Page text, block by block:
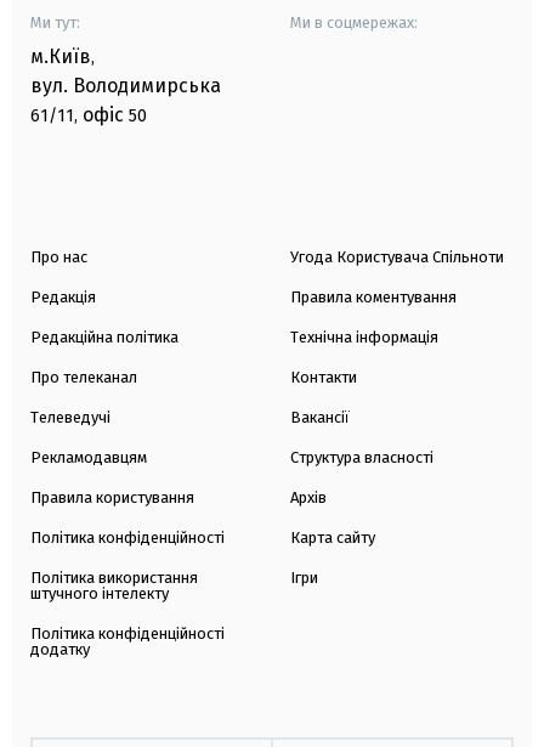
Ми тут:
м.Київ,
вул. Володимирська
61/11, офіс 50
Ми в соцмережах:
Про нас
Редакція
Редакційна політика
Про телеканал
Телеведучі
Рекламодавцям
Правила користування
Політика конфіденційності
Політика використання
штучного інтелекту
Політика конфіденційності
додатку
Угода Користувача Спільноти
Правила коментування
Технічна інформація
Контакти
Вакансії
Структура власності
Архів
Карта сайту
Ігри